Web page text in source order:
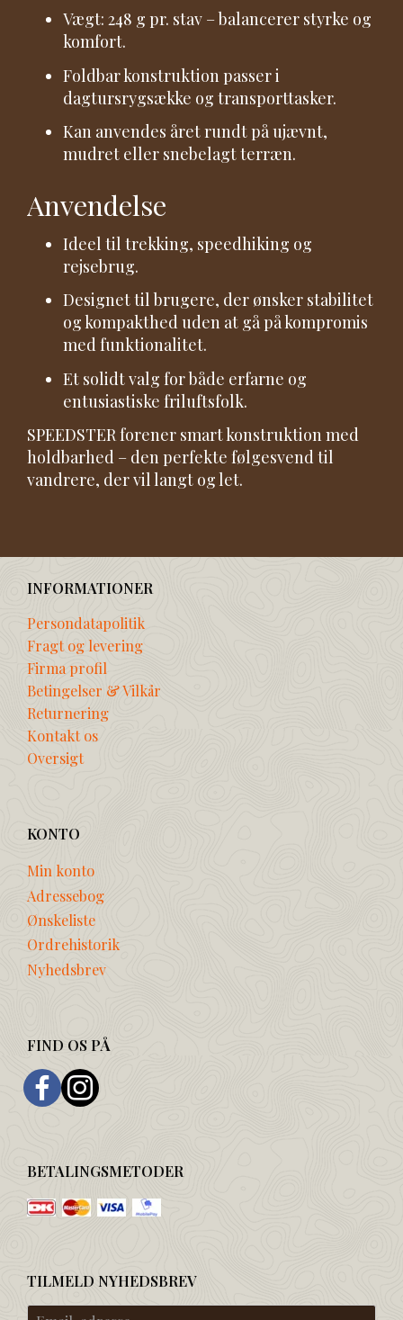
Vægt: 248 g pr. stav – balancerer styrke og
komfort.
Foldbar konstruktion passer i
dagtursrygsække og transporttasker.
Kan anvendes året rundt på ujævnt,
mudret eller snebelagt terræn.
Anvendelse
Ideel til trekking, speedhiking og
rejsebrug.
Designet til brugere, der ønsker stabilitet
og kompakthed uden at gå på kompromis
med funktionalitet.
Et solidt valg for både erfarne og
entusiastiske friluftsfolk.
SPEEDSTER forener smart konstruktion med
holdbarhed – den perfekte følgesvend til
vandrere, der vil langt og let.
INFORMATIONER
Persondatapolitik
Fragt og levering
Firma profil
Betingelser & Vilkår
Returnering
Kontakt os
Oversigt
KONTO
Min konto
Adressebog
Ønskeliste
Ordrehistorik
Nyhedsbrev
FIND OS PÅ
BETALINGSMETODER
TILMELD NYHEDSBREV
Email-